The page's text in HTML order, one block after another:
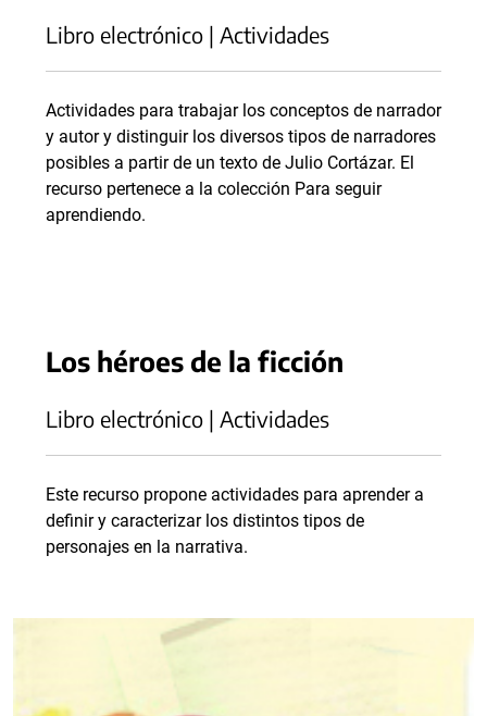
Libro electrónico | Actividades
Actividades para trabajar los conceptos de narrador
y autor y distinguir los diversos tipos de narradores
posibles a partir de un texto de Julio Cortázar. El
recurso pertenece a la colección Para seguir
aprendiendo.
Los héroes de la ficción
Libro electrónico | Actividades
Este recurso propone actividades para aprender a
definir y caracterizar los distintos tipos de
personajes en la narrativa.